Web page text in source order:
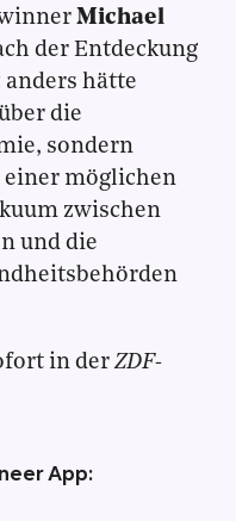
Michael
der Entdeckung
anders hätte
die
sondern
möglichen
zwischen
und die
in derZDF-
App: